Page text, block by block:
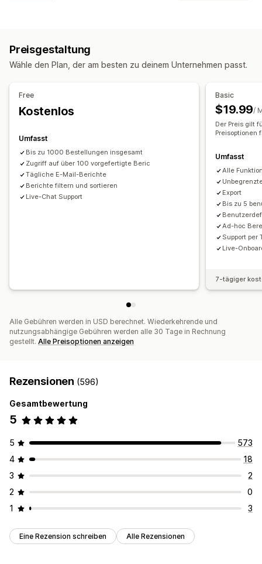
COGS-Tracking Benutzerdefinierte Berichte
Performance-Dashboard
Finanztransaktionen
Abrechnung und Rechnungsstellung
Nettobedingungen
Mehrere Shops
Mehrere Währungen
Automatisierte Datensynchronisierung
Übersicht über täglichen Umsatz
Transaktionen Auszahlungen
Inventarsynchronisierung in Echtzeit
Treueanalyse
UTM-Tracking
Bildmaterial und Berichte
Analyse-Dashboard
Benutzerdefinierte Dashboards
Berichte für mehrere Shops
Benutzerdefinierte Berichte
Historische Analyse
Preisgestaltung
Wähle den Plan, der am besten zu deinem Unternehmen passt.
Free
Kostenlos
Umfasst
Bis zu 1000 Bestellungen insgesamt
Zugriff auf über 100 vorgefertigte Beric
Tägliche E-Mail-Berichte
Berichte filtern und sortieren
Live-Chat Support
Basic
$19.99/
Der Preis gilt
Preisoptionen
Umfasst
Alle
Export
Bis zu 5
Ad-hoc
Support per
Live-
7-tägiger
Alle Gebühren werden in USD berechnet. Wiederkehrende und
nutzungsabhängige Gebühren werden alle 30 Tage in Rechnung
gestellt. Alle Preisoptionen anzeigen
Rezensionen (596)
Gesamtbewertung
5
5
573
4
18
3
2
2
0
1
3
Eine Rezension schreiben Alle Rezensionen